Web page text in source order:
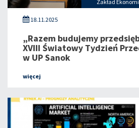
Zakład
18.11.2025
„Razem budujemy
XVIII Światowy Tydzień
w UP Sanok
więcej